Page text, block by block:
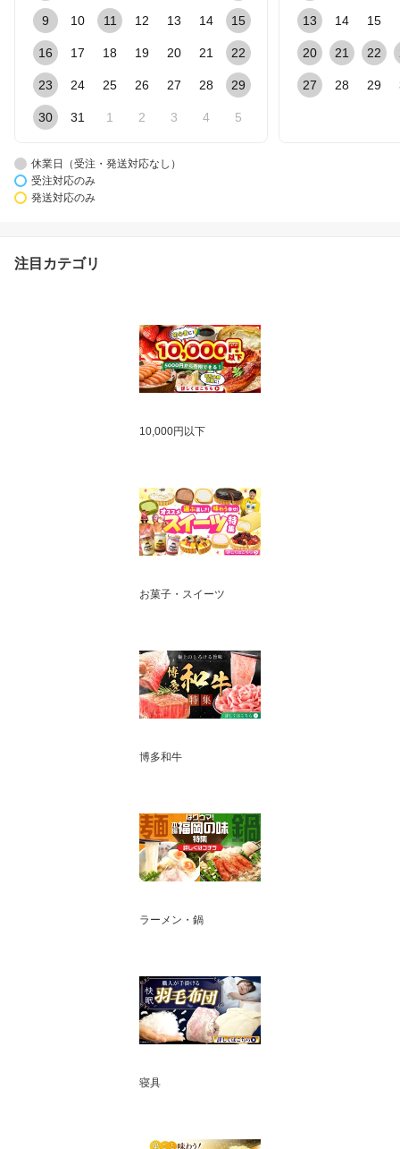
9 10 11 12 13 14 15
16 17 18 19 20 21 22
23 24 25 26 27 28 29
30 31 1 2 3 4 5
13 14 15
20 21 22
27 28 29
休業日（受注・発送対応なし）
受注対応のみ
発送対応のみ
注目カテゴリ
10,000円以下
お菓子・スイーツ
博多和牛
ラーメン・鍋
寝具